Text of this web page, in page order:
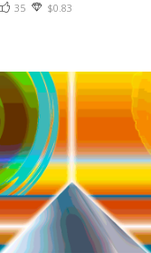
35 $0.83